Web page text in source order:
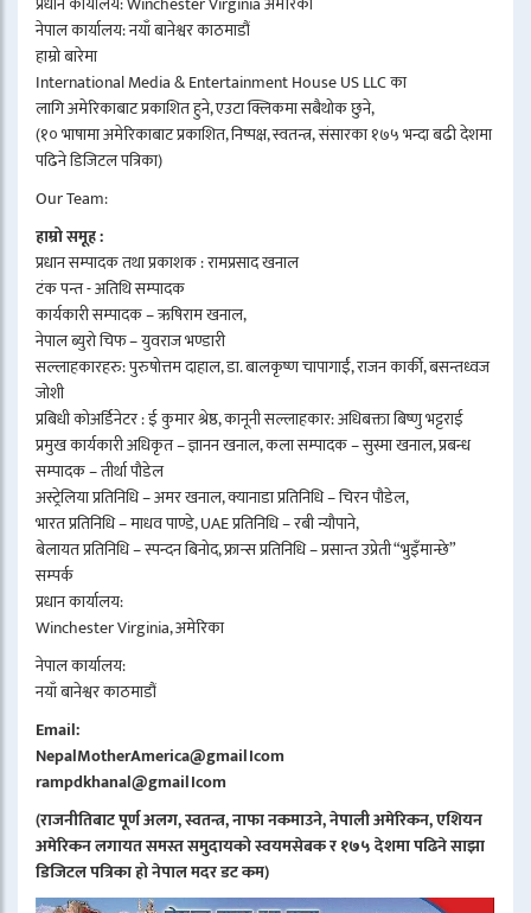
नेपाल कार्यालय: नयाँ बानेश्वर काठमाडौं
हाम्रो बारेमा
International Media & Entertainment House US LLC का
लागि अमेरिकाबाट प्रकाशित हुने, एउटा क्लिकमा सबैथोक छुने,
(१० भाषामा अमेरिकाबाट प्रकाशित, निष्पक्ष, स्वतन्त्र, संसारका १७५ भन्दा बढी देशमा
पढिने डिजिटल पत्रिका)
Our Team:
हाम्रो समूह :
प्रधान सम्पादक तथा प्रकाशक : रामप्रसाद खनाल
टंक पन्त - अतिथि सम्पादक
कार्यकारी सम्पादक – ऋषिराम खनाल,
नेपाल ब्युरो चिफ – युवराज भण्डारी
सल्लाहकारहरु: पुरुषोत्तम दाहाल, डा. बालकृष्ण चापागाईं, राजन कार्की, बसन्तध्वज
जोशी
प्रबिधी कोअर्डिनेटर : ई कुमार श्रेष्ठ, कानूनी सल्लाहकार: अधिबक्ता बिष्णु भट्टराई
प्रमुख कार्यकारी अधिकृत – ज्ञानन खनाल, कला सम्पादक – सुस्मा खनाल, प्रबन्ध
सम्पादक – तीर्था पौडेल
अस्ट्रेलिया प्रतिनिधि – अमर खनाल, क्यानाडा प्रतिनिधि – चिरन पौडेल,
भारत प्रतिनिधि – माधव पाण्डे, UAE प्रतिनिधि – रबी न्यौपाने,
बेलायत प्रतिनिधि – स्पन्दन बिनोद, फ्रान्स प्रतिनिधि – प्रसान्त उप्रेती “भुइँमान्छे”
सम्पर्क
प्रधान कार्यालय:
Winchester Virginia, अमेरिका
नेपाल कार्यालय:
नयाँ बानेश्वर काठमाडौं
Email:
NepalMotherAmerica@gmail।com
rampdkhanal@gmail।com
(राजनीतिबाट पूर्ण अलग, स्वतन्त्र, नाफा नकमाउने, नेपाली अमेरिकन, एशियन
अमेरिकन लगायत समस्त समुदायको स्वयमसेबक र १७५ देशमा पढिने साझा
डिजिटल पत्रिका हो नेपाल मदर डट कम)